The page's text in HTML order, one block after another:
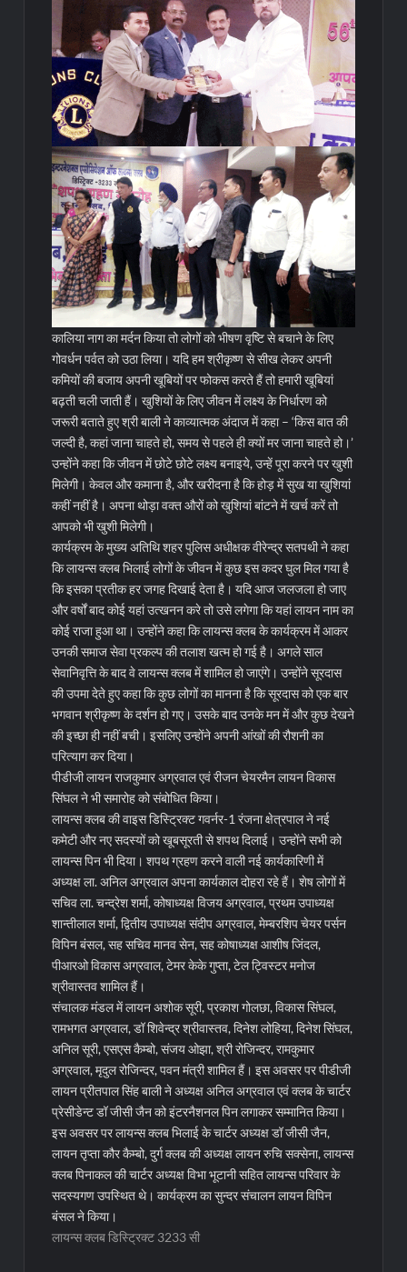
कालिया नाग का मर्दन किया तो लोगों को भीषण वृष्टि से बचाने के लिए
गोवर्धन पर्वत को उठा लिया। यदि हम श्रीकृष्ण से सीख लेकर अपनी
कमियों की बजाय अपनी खूबियों पर फोकस करते हैं तो हमारी खूबियां
बढ़ती चली जाती हैं। खुशियों के लिए जीवन में लक्ष्य के निर्धारण को
जरूरी बताते हुए श्री बाली ने काव्यात्मक अंदाज में कहा – ‘किस बात की
जल्दी है, कहां जाना चाहते हो, समय से पहले ही क्यों मर जाना चाहते हो।’
उन्होंने कहा कि जीवन में छोटे छोटे लक्ष्य बनाइये, उन्हें पूरा करने पर खुशी
मिलेगी। केवल और कमाना है, और खरीदना है कि होड़ में सुख या खुशियां
कहीं नहीं है। अपना थोड़ा वक्त औरों को खुशियां बांटने में खर्च करें तो
आपको भी खुशी मिलेगी।
कार्यक्रम के मुख्य अतिथि शहर पुलिस अधीक्षक वीरेन्द्र सतपथी ने कहा
कि लायन्स क्लब भिलाई लोगों के जीवन में कुछ इस कदर घुल मिल गया है
कि इसका प्रतीक हर जगह दिखाई देता है। यदि आज जलजला हो जाए
और वर्षों बाद कोई यहां उत्खनन करे तो उसे लगेगा कि यहां लायन नाम का
कोई राजा हुआ था। उन्होंने कहा कि लायन्स क्लब के कार्यक्रम में आकर
उनकी समाज सेवा प्रकल्प की तलाश खत्म हो गई है। अगले साल
सेवानिवृत्ति के बाद वे लायन्स क्लब में शामिल हो जाएंगे। उन्होंने सूरदास
की उपमा देते हुए कहा कि कुछ लोगों का मानना है कि सूरदास को एक बार
भगवान श्रीकृष्ण के दर्शन हो गए। उसके बाद उनके मन में और कुछ देखने
की इच्छा ही नहीं बची। इसलिए उन्होंने अपनी आंखों की रौशनी का
परित्याग कर दिया।
पीडीजी लायन राजकुमार अग्रवाल एवं रीजन चेयरमैन लायन विकास
सिंघल ने भी समारोह को संबोधित किया।
लायन्स क्लब की वाइस डिस्ट्रिक्ट गवर्नर-1 रंजना क्षेत्रपाल ने नई
कमेटी और नए सदस्यों को खूबसूरती से शपथ दिलाई। उन्होंने सभी को
लायन्स पिन भी दिया। शपथ ग्रहण करने वाली नई कार्यकारिणी में
अध्यक्ष ला. अनिल अग्रवाल अपना कार्यकाल दोहरा रहे हैं। शेष लोगों में
सचिव ला. चन्द्रेश शर्मा, कोषाध्यक्ष विजय अग्रवाल, प्रथम उपाध्यक्ष
शान्तीलाल शर्मा, द्वितीय उपाध्यक्ष संदीप अग्रवाल, मेम्बरशिप चेयर पर्सन
विपिन बंसल, सह सचिव मानव सेन, सह कोषाध्यक्ष आशीष जिंदल,
पीआरओ विकास अग्रवाल, टेमर केके गुप्ता, टेल ट्विस्टर मनोज
श्रीवास्तव शामिल हैं।
संचालक मंडल में लायन अशोक सूरी, प्रकाश गोलछा, विकास सिंघल,
रामभगत अग्रवाल, डॉ शिवेन्द्र श्रीवास्तव, दिनेश लोहिया, दिनेश सिंघल,
अनिल सूरी, एसएस कैम्बो, संजय ओझा, श्री रोजिन्दर, रामकुमार
अग्रवाल, मृदुल रोजिन्दर, पवन मंत्री शामिल हैं। इस अवसर पर पीडीजी
लायन प्रीतपाल सिंह बाली ने अध्यक्ष अनिल अग्रवाल एवं क्लब के चार्टर
प्रेसीडेन्ट डॉ जीसी जैन को इंटरनैशनल पिन लगाकर सम्मानित किया।
इस अवसर पर लायन्स क्लब भिलाई के चार्टर अध्यक्ष डॉ जीसी जैन,
लायन तृप्ता कौर कैम्बो, दुर्ग क्लब की अध्यक्ष लायन रुचि सक्सेना, लायन्स
क्लब पिनाकल की चार्टर अध्यक्ष विभा भूटानी सहित लायन्स परिवार के
सदस्यगण उपस्थित थे। कार्यक्रम का सुन्दर संचालन लायन विपिन
बंसल ने किया।
लायन्स क्लब डिस्ट्रिक्ट 3233 सी